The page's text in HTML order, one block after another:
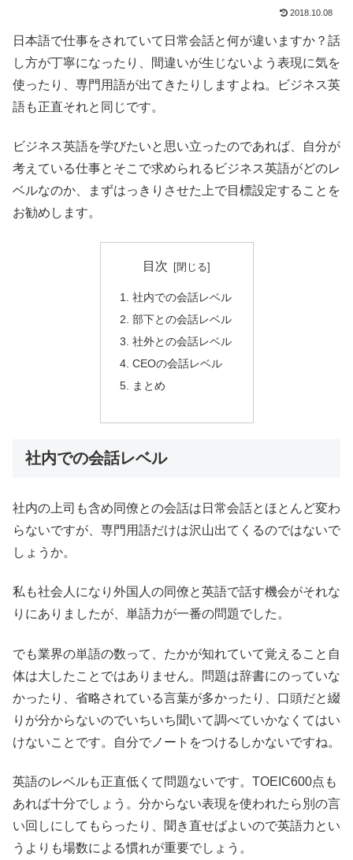
2018.10.08
日本語で仕事をされていて日常会話と何が違いますか？話
し方が丁寧になったり、間違いが生じないよう表現に気を
使ったり、専門用語が出てきたりしますよね。ビジネス英
語も正直それと同じです。
ビジネス英語を学びたいと思い立ったのであれば、自分が
考えている仕事とそこで求められるビジネス英語がどのレ
ベルなのか、まずはっきりさせた上で目標設定することを
お勧めします。
目次
社内での会話レベル
部下との会話レベル
社外との会話レベル
CEOの会話レベル
まとめ
社内での会話レベル
社内の上司も含め同僚との会話は日常会話とほとんど変わ
らないですが、専門用語だけは沢山出てくるのではないで
しょうか。
私も社会人になり外国人の同僚と英語で話す機会がそれな
りにありましたが、単語力が一番の問題でした。
でも業界の単語の数って、たかが知れていて覚えること自
体は大したことではありません。問題は辞書にのっていな
かったり、省略されている言葉が多かったり、口頭だと綴
りが分からないのでいちいち聞いて調べていかなくてはい
けないことです。自分でノートをつけるしかないですね。
英語のレベルも正直低くて問題ないです。TOEIC600点も
あれば十分でしょう。分からない表現を使われたら別の言
い回しにしてもらったり、聞き直せばよいので英語力とい
うよりも場数による慣れが重要でしょう。